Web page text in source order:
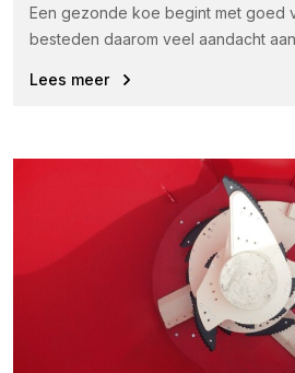
Een gezonde koe begint met goed
besteden daarom veel aandacht
Lees meer